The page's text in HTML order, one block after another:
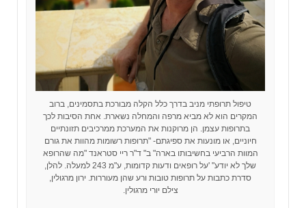
טיפול תרופתי מניב בדרך כלל הקלה מבורכת בתסמינים, ברוב
המקרים הוא לא מביא מרפה והמחלה נשארת. אחת הסיבות לכך
בתרופות עצמן. הן מרוקנות את המערכת ממרכיבים תזונתיים
חיוניים, או מונעות את ספיגתם- "תרופות רשומות מהוות את גורם
המוות הרביעי בחשיבותו בארה" ב" ד"ר ריי סטראנד "מה שהרופא
שלך לא יודע" 'על רופאים ודעות קדומות, ע"מ 243 למעלה. להלן,
סדרת כתבות על תרופות טובות ורע שהן מעוררות. ירון מרגולין,
צילם יורי מרגולין.